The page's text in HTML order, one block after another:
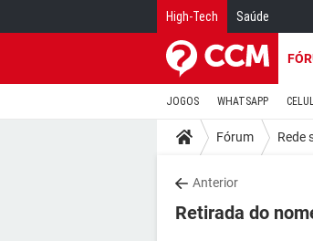
High-Tech Saúde
JOGOS WHATSAPP
Fórum Rede
Anterior
Retirada do